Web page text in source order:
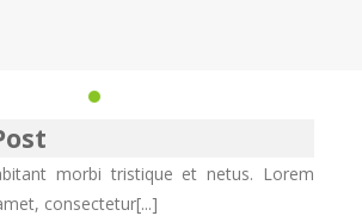
morbi tristique et netus. Lorem
consectetur[...]